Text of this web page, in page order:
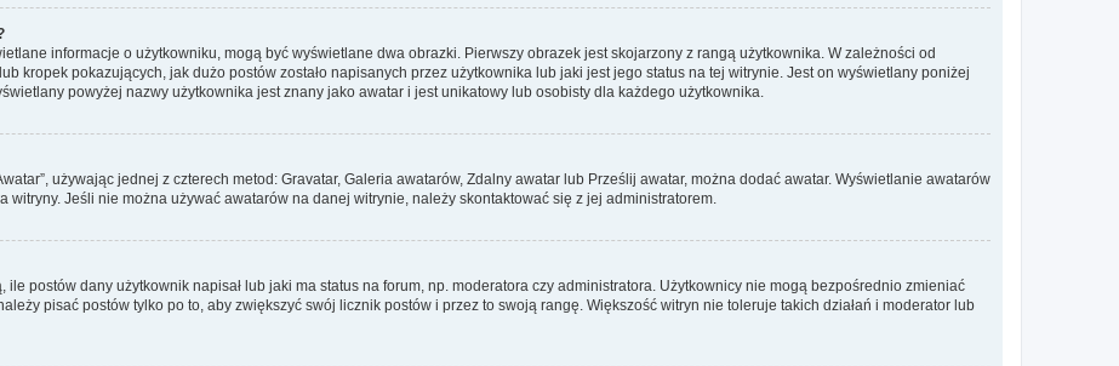
informacje o użytkowniku, mogą być wyświetlane dwa obrazki. Pierwszy obrazek jest skojarzony z rangą użytkownika. W zależności od
kropek pokazujących, jak dużo postów zostało napisanych przez użytkownika lub jaki jest jego status na tej witrynie. Jest on wyświetlany poniżej
powyżej nazwy użytkownika jest znany jako awatar i jest unikatowy lub osobisty dla każdego użytkownika.
używając jednej z czterech metod: Gravatar, Galeria awatarów, Zdalny awatar lub Prześlij awatar, można dodać awatar. Wyświetlanie awatarów
Jeśli nie można używać awatarów na danej witrynie, należy skontaktować się z jej administratorem.
postów dany użytkownik napisał lub jaki ma status na forum, np. moderatora czy administratora. Użytkownicy nie mogą bezpośrednio zmieniać
pisać postów tylko po to, aby zwiększyć swój licznik postów i przez to swoją rangę. Większość witryn nie toleruje takich działań i moderator lub